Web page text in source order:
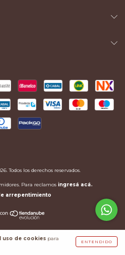
uso de cookies para
ENTENDIDO
Todos los derechos reservados.
Para reclamos ingresá acá.
arrepentimiento